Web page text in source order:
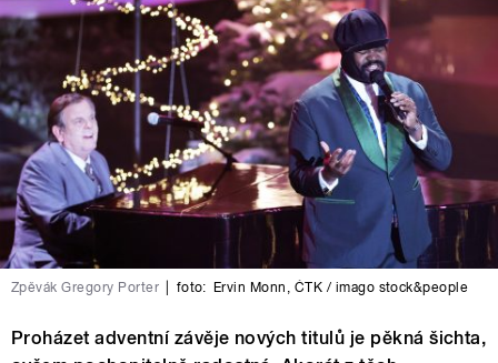
Zpěvák Gregory Porter foto: Ervin Monn , ČTK / imago stock&people
Proházet adventní závěje nových titulů je pěkná šichta,